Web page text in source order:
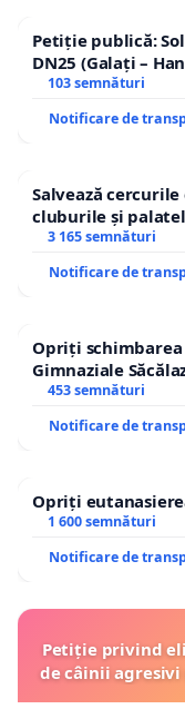
Petiție publică:
DN25 (Galați –
traseului în afara
103 semnături
Notificare de
Salvează
cluburile și
3 165 semnături
Notificare de
Opriți
Gimnaziale
453 semnături
Notificare de
Opriți
1 600 semnături
Notificare de
Petiție privind
de câinii agresivi